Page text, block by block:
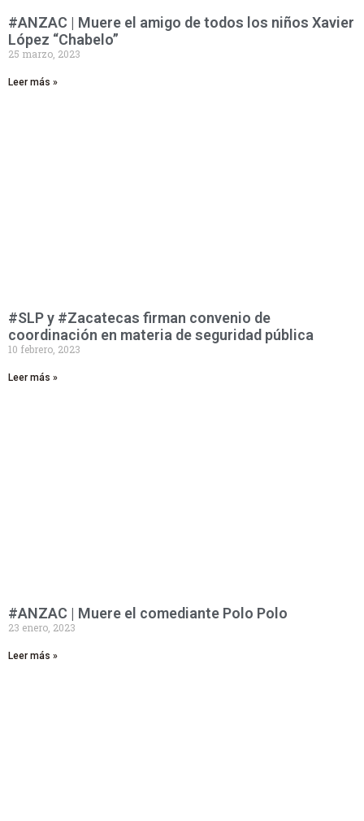
#ANZAC | Muere el amigo de todos los niños Xavier
López “Chabelo”
25 marzo, 2023
Leer más »
#SLP y #Zacatecas firman convenio de
coordinación en materia de seguridad pública
10 febrero, 2023
Leer más »
#ANZAC | Muere el comediante Polo Polo
23 enero, 2023
Leer más »